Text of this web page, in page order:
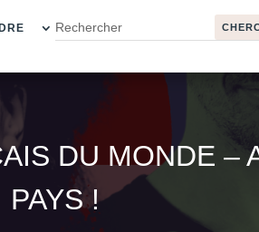
DU MONDE –
PAYS !